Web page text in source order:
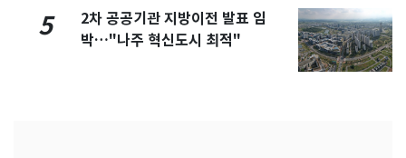
5
2차 공공기관 지방이전 발표 임
박…"나주 혁신도시 최적"